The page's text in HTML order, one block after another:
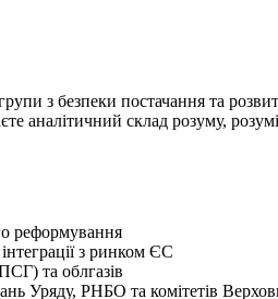
з безпеки постачання та
аналітичний склад розуму,
реформування
з ринком ЄС
та облгазів
Уряду, РНБО та комітетів